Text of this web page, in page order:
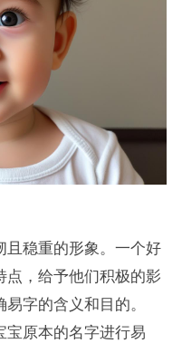
且稳重的形象。一个好
点，给予他们积极的影
字的含义和目的。
宝原本的名字进行易